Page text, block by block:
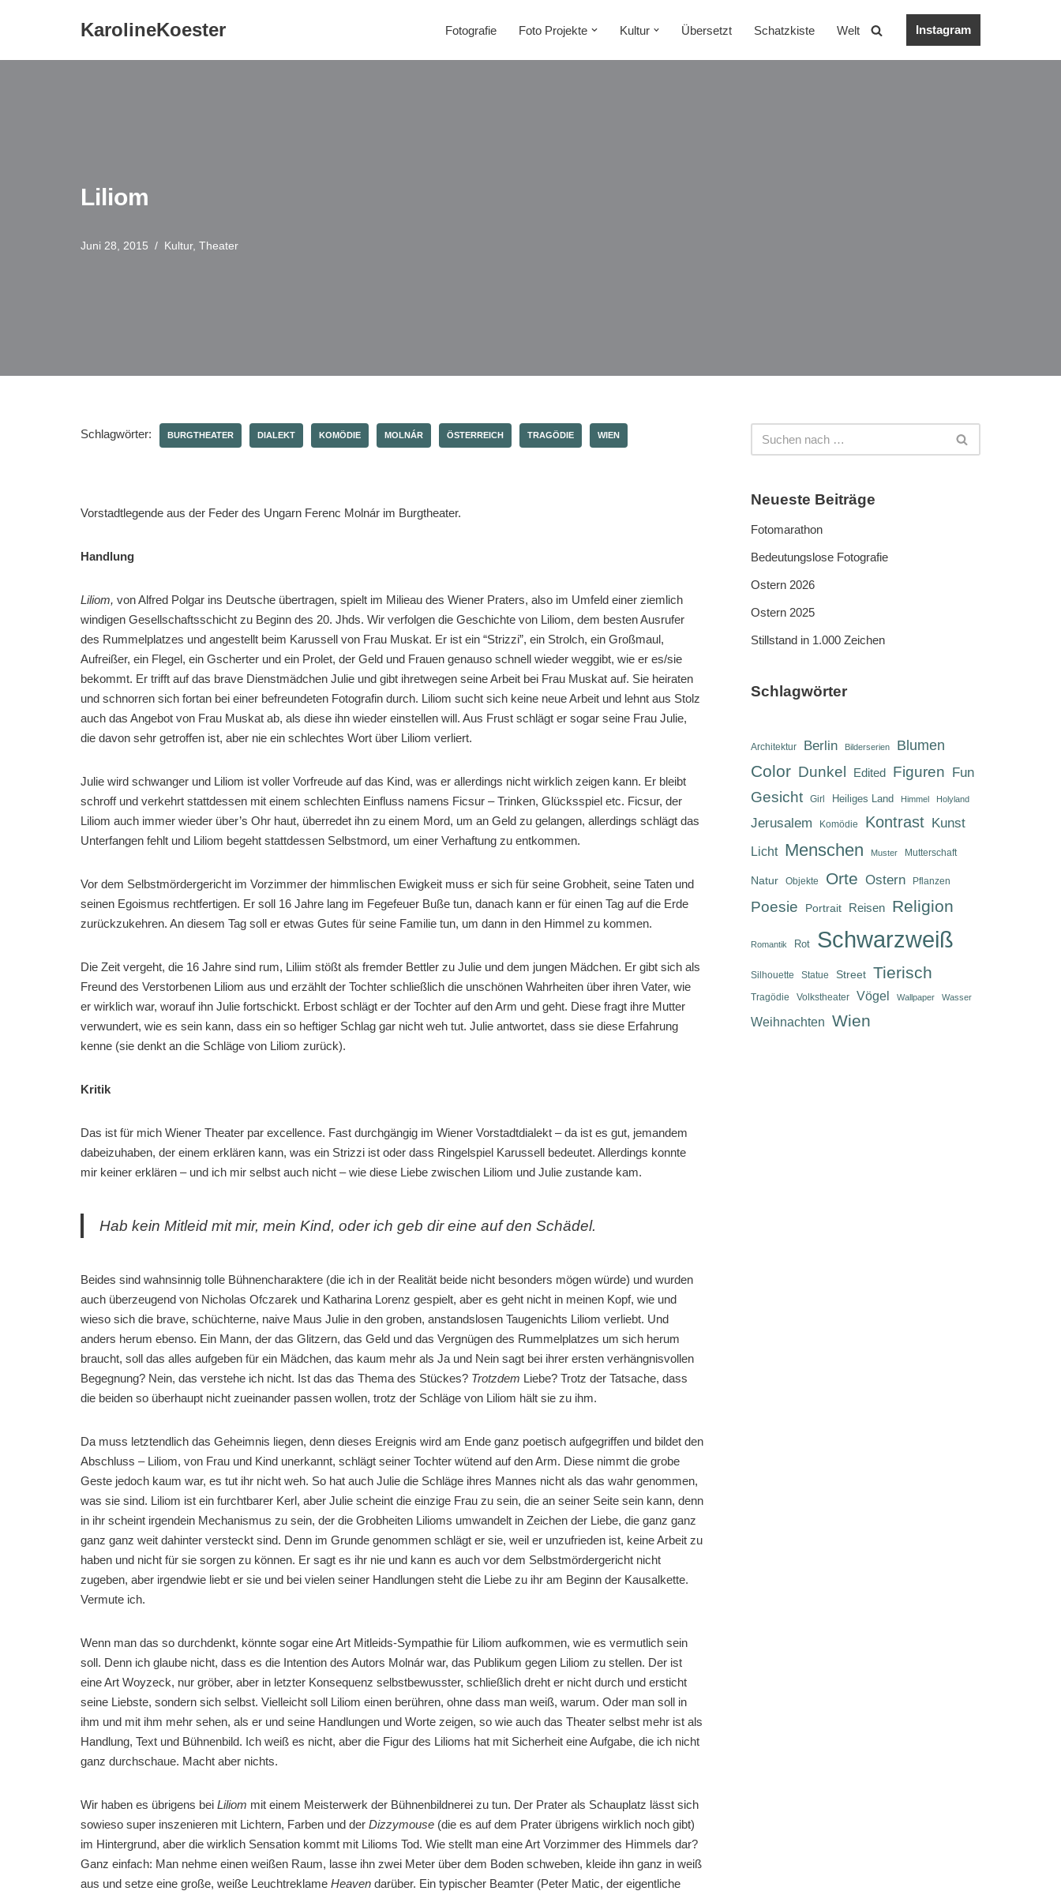
Inhalt
KarolineKoester Fotografie Foto Projekte Kultur Übersetzt Schatzkiste Welt Instagram
Liliom
Juni 28, 2015 Kultur, Theater
Schlagwörter: BURGTHEATER DIALEKT KOMÖDIE MOLNÁR ÖSTERREICH TRAGÖDIE WIEN
Vorstadtlegende aus der Feder des Ungarn Ferenc Molnár im Burgtheater.
Handlung
Liliom, von Alfred Polgar ins Deutsche übertragen, spielt im Milieau des Wiener Praters, also im Umfeld einer ziemlich
windigen Gesellschaftsschicht zu Beginn des 20. Jhds. Wir verfolgen die Geschichte von Liliom, dem besten Ausrufer
des Rummelplatzes und angestellt beim Karussell von Frau Muskat. Er ist ein “Strizzi”, ein Strolch, ein Großmaul,
Aufreißer, ein Flegel, ein Gscherter und ein Prolet, der Geld und Frauen genauso schnell wieder weggibt, wie er es/sie
bekommt. Er trifft auf das brave Dienstmädchen Julie und gibt ihretwegen seine Arbeit bei Frau Muskat auf. Sie heiraten
und schnorren sich fortan bei einer befreundeten Fotografin durch. Liliom sucht sich keine neue Arbeit und lehnt aus Stolz
auch das Angebot von Frau Muskat ab, als diese ihn wieder einstellen will. Aus Frust schlägt er sogar seine Frau Julie,
die davon sehr getroffen ist, aber nie ein schlechtes Wort über Liliom verliert.
Julie wird schwanger und Liliom ist voller Vorfreude auf das Kind, was er allerdings nicht wirklich zeigen kann. Er bleibt
schroff und verkehrt stattdessen mit einem schlechten Einfluss namens Ficsur – Trinken, Glücksspiel etc. Ficsur, der
Liliom auch immer wieder über’s Ohr haut, überredet ihn zu einem Mord, um an Geld zu gelangen, allerdings schlägt das
Unterfangen fehlt und Liliom begeht stattdessen Selbstmord, um einer Verhaftung zu entkommen.
Vor dem Selbstmördergericht im Vorzimmer der himmlischen Ewigkeit muss er sich für seine Grobheit, seine Taten und
seinen Egoismus rechtfertigen. Er soll 16 Jahre lang im Fegefeuer Buße tun, danach kann er für einen Tag auf die Erde
zurückzukehren. An diesem Tag soll er etwas Gutes für seine Familie tun, um dann in den Himmel zu kommen.
Die Zeit vergeht, die 16 Jahre sind rum, Liliim stößt als fremder Bettler zu Julie und dem jungen Mädchen. Er gibt sich als
Freund des Verstorbenen Liliom aus und erzählt der Tochter schließlich die unschönen Wahrheiten über ihren Vater, wie
er wirklich war, worauf ihn Julie fortschickt. Erbost schlägt er der Tochter auf den Arm und geht. Diese fragt ihre Mutter
verwundert, wie es sein kann, dass ein so heftiger Schlag gar nicht weh tut. Julie antwortet, dass sie diese Erfahrung
kenne (sie denkt an die Schläge von Liliom zurück).
Kritik
Das ist für mich Wiener Theater par excellence. Fast durchgängig im Wiener Vorstadtdialekt – da ist es gut, jemandem
dabeizuhaben, der einem erklären kann, was ein Strizzi ist oder dass Ringelspiel Karussell bedeutet. Allerdings konnte
mir keiner erklären – und ich mir selbst auch nicht – wie diese Liebe zwischen Liliom und Julie zustande kam.
Hab kein Mitleid mit mir, mein Kind, oder ich geb dir eine auf den Schädel.
Beides sind wahnsinnig tolle Bühnencharaktere (die ich in der Realität beide nicht besonders mögen würde) und wurden
auch überzeugend von Nicholas Ofczarek und Katharina Lorenz gespielt, aber es geht nicht in meinen Kopf, wie und
wieso sich die brave, schüchterne, naive Maus Julie in den groben, anstandslosen Taugenichts Liliom verliebt. Und
anders herum ebenso. Ein Mann, der das Glitzern, das Geld und das Vergnügen des Rummelplatzes um sich herum
braucht, soll das alles aufgeben für ein Mädchen, das kaum mehr als Ja und Nein sagt bei ihrer ersten verhängnisvollen
Begegnung? Nein, das verstehe ich nicht. Ist das das Thema des Stückes? Trotzdem Liebe? Trotz der Tatsache, dass
die beiden so überhaupt nicht zueinander passen wollen, trotz der Schläge von Liliom hält sie zu ihm.
Da muss letztendlich das Geheimnis liegen, denn dieses Ereignis wird am Ende ganz poetisch aufgegriffen und bildet den
Abschluss – Liliom, von Frau und Kind unerkannt, schlägt seiner Tochter wütend auf den Arm. Diese nimmt die grobe
Geste jedoch kaum war, es tut ihr nicht weh. So hat auch Julie die Schläge ihres Mannes nicht als das wahr genommen,
was sie sind. Liliom ist ein furchtbarer Kerl, aber Julie scheint die einzige Frau zu sein, die an seiner Seite sein kann, denn
in ihr scheint irgendein Mechanismus zu sein, der die Grobheiten Lilioms umwandelt in Zeichen der Liebe, die ganz ganz
ganz ganz weit dahinter versteckt sind. Denn im Grunde genommen schlägt er sie, weil er unzufrieden ist, keine Arbeit zu
haben und nicht für sie sorgen zu können. Er sagt es ihr nie und kann es auch vor dem Selbstmördergericht nicht
zugeben, aber irgendwie liebt er sie und bei vielen seiner Handlungen steht die Liebe zu ihr am Beginn der Kausalkette.
Vermute ich.
Wenn man das so durchdenkt, könnte sogar eine Art Mitleids-Sympathie für Liliom aufkommen, wie es vermutlich sein
soll. Denn ich glaube nicht, dass es die Intention des Autors Molnár war, das Publikum gegen Liliom zu stellen. Der ist
eine Art Woyzeck, nur gröber, aber in letzter Konsequenz selbstbewusster, schließlich dreht er nicht durch und ersticht
seine Liebste, sondern sich selbst. Vielleicht soll Liliom einen berühren, ohne dass man weiß, warum. Oder man soll in
ihm und mit ihm mehr sehen, als er und seine Handlungen und Worte zeigen, so wie auch das Theater selbst mehr ist als
Handlung, Text und Bühnenbild. Ich weiß es nicht, aber die Figur des Lilioms hat mit Sicherheit eine Aufgabe, die ich nicht
ganz durchschaue. Macht aber nichts.
Wir haben es übrigens bei Liliom mit einem Meisterwerk der Bühnenbildnerei zu tun. Der Prater als Schauplatz lässt sich
sowieso super inszenieren mit Lichtern, Farben und der Dizzymouse (die es auf dem Prater übrigens wirklich noch gibt)
im Hintergrund, aber die wirklich Sensation kommt mit Lilioms Tod. Wie stellt man eine Art Vorzimmer des Himmels dar?
Ganz einfach: Man nehme einen weißen Raum, lasse ihn zwei Meter über dem Boden schweben, kleide ihn ganz in weiß
aus und setze eine große, weiße Leuchtreklame Heaven darüber. Ein typischer Beamter (Peter Matic, der eigentliche
Neueste Beiträge
Fotomarathon
Bedeutungslose Fotografie
Ostern 2026
Ostern 2025
Stillstand in 1.000 Zeichen
Schlagwörter
Architektur Berlin Bilderserien Blumen
Color Dunkel Edited Figuren Fun
Gesicht Girl Heiliges Land Himmel Holyland
Jerusalem Komödie Kontrast Kunst
Licht Menschen Muster Mutterschaft
Natur Objekte Orte Ostern Pflanzen
Poesie Portrait Reisen Religion
Romantik Rot Schwarzweiß
Silhouette Statue Street Tierisch
Tragödie Volkstheater Vögel Wallpaper Wasser
Weihnachten Wien